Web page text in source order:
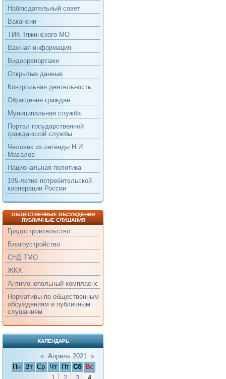
Наблюдательный совет
Вакансии
ТИК Тяжинского МО
Важная информация
Видеорепортажи
Открытые данные
Контрольная деятельность
Обращение граждан
Муниципальная служба
Портал государственной
гражданской службы
Человек из легенды Н.И.
Масалов
Национальная политика
195-летие потребительской
кооперации России
ОБЩЕСТВЕННЫЕ ОБСУЖДЕНИЯ
ПУБЛИЧНЫЕ СЛУШАНИЯ
Градостроительство
Благоустройство
СНД ТМО
ЖКХ
Антимонопольный комплаенс
Нормативы по общественным
обсуждениям и публичным
слушаниям
КАЛЕНДАРЬ
« Апрель 2021 »
Пн
Вт Ср Чт Пт Сб
Вс